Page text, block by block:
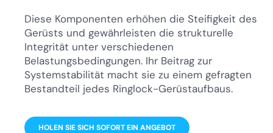
Diese Komponenten erhöhen die Steifigkeit des
Gerüsts und gewährleisten die strukturelle
Integrität unter verschiedenen
Belastungsbedingungen. Ihr Beitrag zur
Systemstabilität macht sie zu einem gefragten
Bestandteil jedes Ringlock-Gerüstaufbaus.
HOLEN SIE SICH SOFORT EIN ANGEBOT